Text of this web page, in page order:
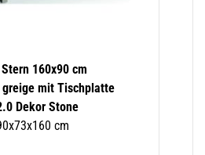
160x90 cm
mit Tischplatte
Dekor Stone
cm